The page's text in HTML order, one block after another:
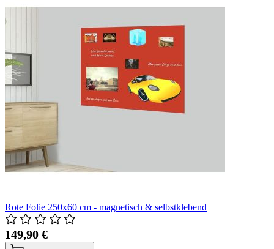
Rote Folie 250x60 cm - magnetisch & selbstklebend
149,90 €